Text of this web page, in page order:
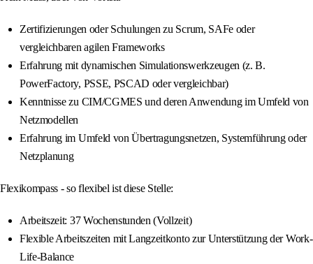
Zertifizierungen oder Schulungen zu Scrum, SAFe oder
vergleichbaren agilen Frameworks
Erfahrung mit dynamischen Simulationswerkzeugen (z. B.
PowerFactory, PSSE, PSCAD oder vergleichbar)
Kenntnisse zu CIM/CGMES und deren Anwendung im Umfeld von
Netzmodellen
Erfahrung im Umfeld von Übertragungsnetzen, Systemführung oder
Netzplanung
Flexikompass - so flexibel ist diese Stelle:
Arbeitszeit: 37 Wochenstunden (Vollzeit)
Flexible Arbeitszeiten mit Langzeitkonto zur Unterstützung der Work-
Life-Balance